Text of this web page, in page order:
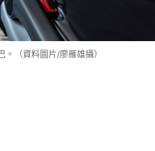
（資料圖片/廖雁雄攝）